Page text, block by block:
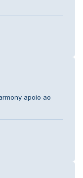
apoio ao